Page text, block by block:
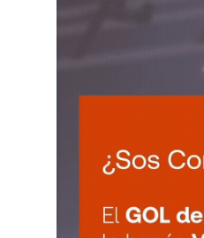
5
NACIONAL
6
CUIT 4-5-6-…
Retenciones SICOSS Mensual
CUIT 7-8-9-…